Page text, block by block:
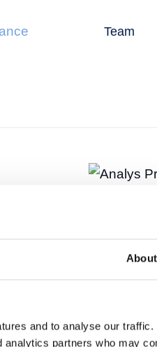
About
and to analyse our traffic.
partners who may
Team